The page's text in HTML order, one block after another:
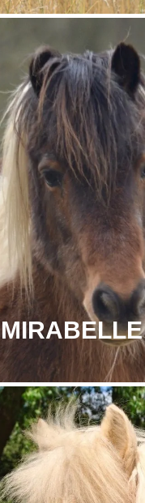
MIRABELLE